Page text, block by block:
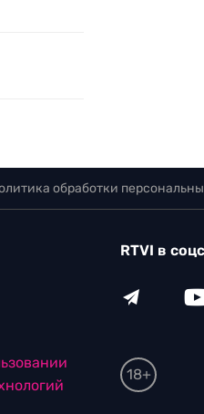
обработки
RTVI в
18+